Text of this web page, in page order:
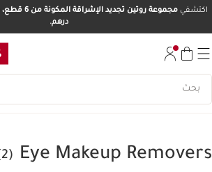
اكتشفيمجموعة روتين تجديد الإشراقة المكونة من 6 قطع، مجانا
درهم.
Eye Makeup Removers
(2)